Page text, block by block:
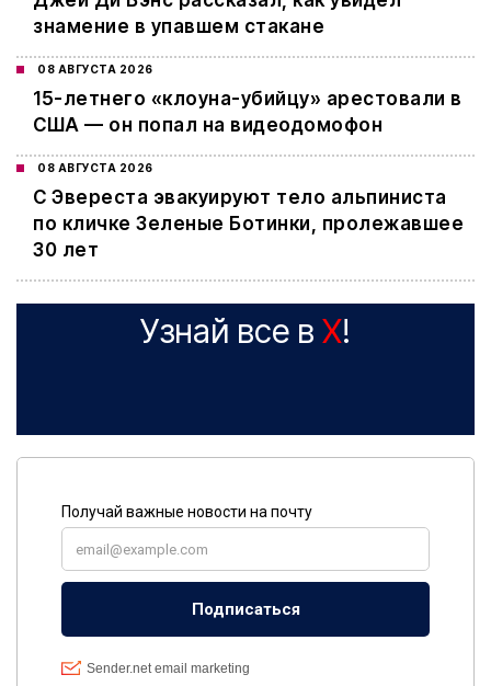
знамение в упавшем стакане
08 АВГУСТА 2026
15-летнего «клоуна-убийцу» арестовали в
США — он попал на видеодомофон
08 АВГУСТА 2026
С Эвереста эвакуируют тело альпиниста
по кличке Зеленые Ботинки, пролежавшее
30 лет
Узнай все в X!